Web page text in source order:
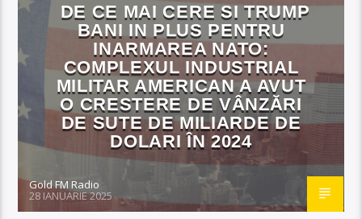
DE CE MAI CERE SI TRUMP
BANI IN PLUS PENTRU
INARMAREA NATO:
COMPLEXUL INDUSTRIAL
MILITAR AMERICAN A AVUT
O CRESTERE DE VÂNZĂRI
DE SUTE DE MILIARDE DE
DOLARI ÎN 2024
Gold FM Radio
28 IANUARIE 2025